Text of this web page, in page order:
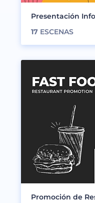
Presentación
17 ESCENAS
Promoción de